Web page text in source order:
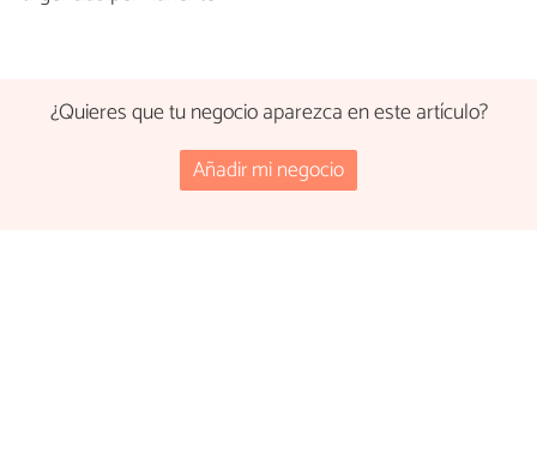
¿Quieres que tu negocio aparezca en este artículo?
Añadir mi negocio